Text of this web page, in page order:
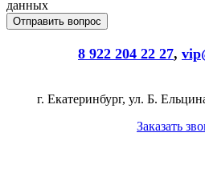
данных
8 922 204 22 27,
г. Екатеринбург, ул. Б.
Заказать